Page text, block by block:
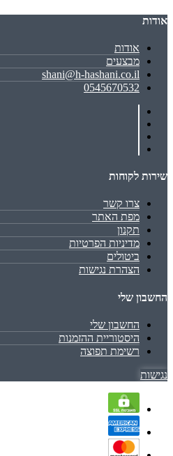
אודות
אודות
מבצעים
shani@h-hashani.co.il
0545670532
שירות לקוחות
צרו קשר
מפת האתר
תקנון
מדיניות הפרטיות
ביטולים
הצהרת נגישות
החשבון שלי
החשבון שלי
היסטוריית ההזמנות
רשימת תפוצה
נגישות